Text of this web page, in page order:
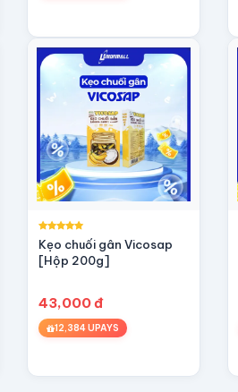
Kẹo chuối gân Vicosap
[Hộp 200g]
43,000 đ
12,384 UPAYS